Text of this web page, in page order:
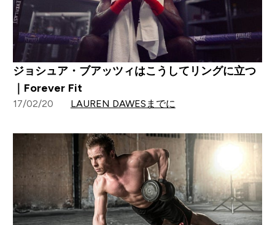
ジョシュア・ブアッツィはこうしてリングに立つ
｜Forever Fit
17/02/20 LAUREN DAWESまでに